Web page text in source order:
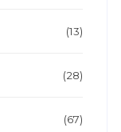
(13)
(28)
(67)